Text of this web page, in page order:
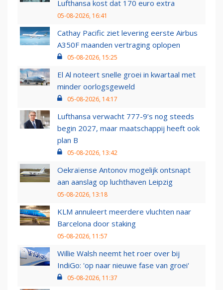
Lufthansa kost dat 170 euro extra
05-08-2026, 16:41
Cathay Pacific ziet levering eerste Airbus
A350F maanden vertraging oplopen
05-08-2026, 15:25
El Al noteert snelle groei in kwartaal met
minder oorlogsgeweld
05-08-2026, 14:17
Lufthansa verwacht 777-9’s nog steeds
begin 2027, maar maatschappij heeft ook
plan B
05-08-2026, 13:42
Oekraïense Antonov mogelijk ontsnapt
aan aanslag op luchthaven Leipzig
05-08-2026, 13:18
KLM annuleert meerdere vluchten naar
Barcelona door staking
05-08-2026, 11:57
Willie Walsh neemt het roer over bij
IndiGo: 'op naar nieuwe fase van groei'
05-08-2026, 11:37